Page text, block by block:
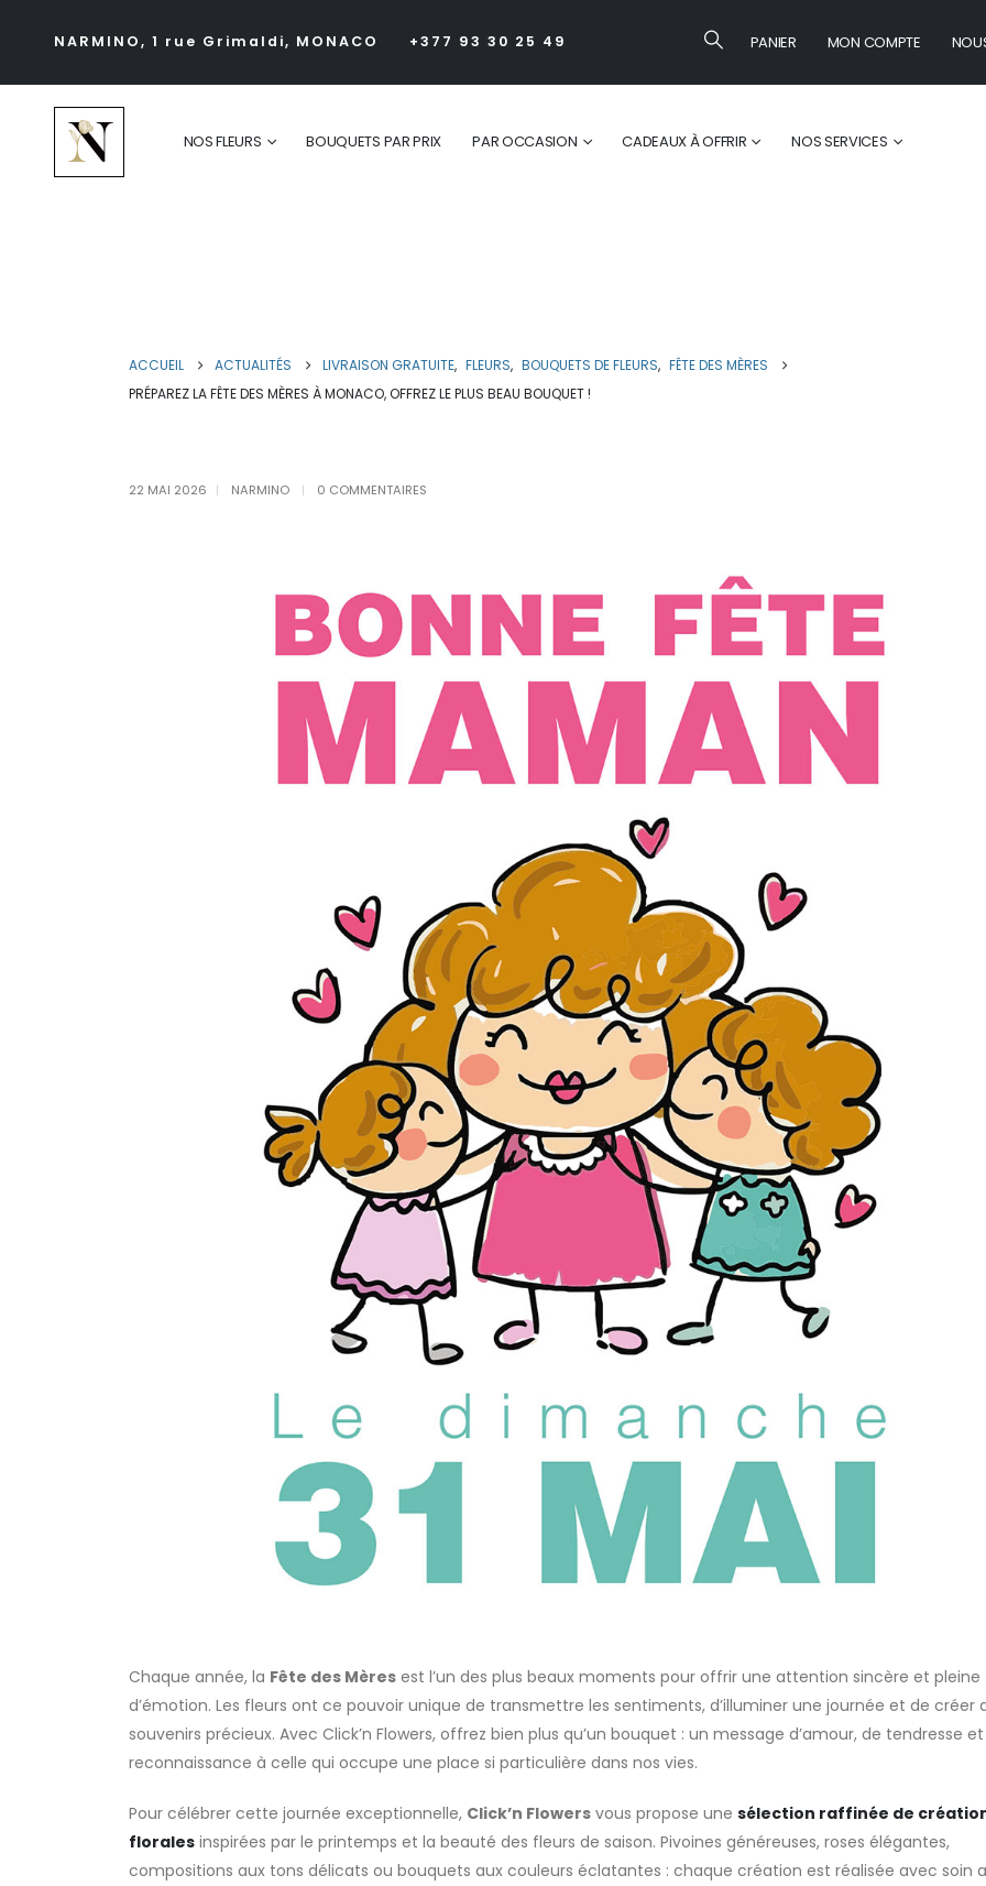
NARMINO, 1 rue Grimaldi, MONACO +377 93 30 25 49 PANIER MON COMPTE
NOS FLEURS BOUQUETS PAR PRIX PAR OCCASION CADEAUX À OFFRIR NOS SERVICES
ACCUEIL ACTUALITÉS LIVRAISON GRATUITE, FLEURS, BOUQUETS DE FLEURS, FÊTE DES MÈRES
PRÉPAREZ LA FÊTE DES MÈRES À MONACO, OFFREZ LE PLUS BEAU BOUQUET !
22 MAI 2026 NARMINO 0 COMMENTAIRES
Chaque année, la Fête des Mères est l’un des plus beaux moments pour offrir une attention sincère et pleine
d’émotion. Les fleurs ont ce pouvoir unique de transmettre les sentiments, d’illuminer une journée et de créer
souvenirs précieux. Avec Click’n Flowers, offrez bien plus qu’un bouquet : un message d’amour, de tendresse
reconnaissance à celle qui occupe une place si particulière dans nos vies.
Pour célébrer cette journée exceptionnelle, Click’n Flowers vous propose une sélection raffinée de
florales inspirées par le printemps et la beauté des fleurs de saison. Pivoines généreuses, roses élégantes,
compositions aux tons délicats ou bouquets aux couleurs éclatantes : chaque création est réalisée avec soin